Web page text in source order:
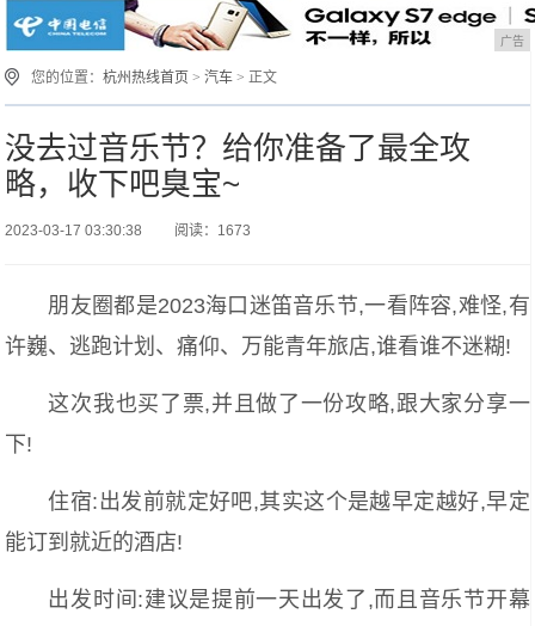
广告
您的位置：杭州热线首页 >汽车 > 正文
没去过音乐节？给你准备了最全攻
略，收下吧臭宝~
2023-03-17 03:30:38 阅读：1673
朋友圈都是2023海口迷笛音乐节,一看阵容,难怪,有
许巍、逃跑计划、痛仰、万能青年旅店,谁看谁不迷糊!
这次我也买了票,并且做了一份攻略,跟大家分享一
下!
住宿:出发前就定好吧,其实这个是越早定越好,早定
能订到就近的酒店!
出发时间:建议是提前一天出发了,而且音乐节开幕